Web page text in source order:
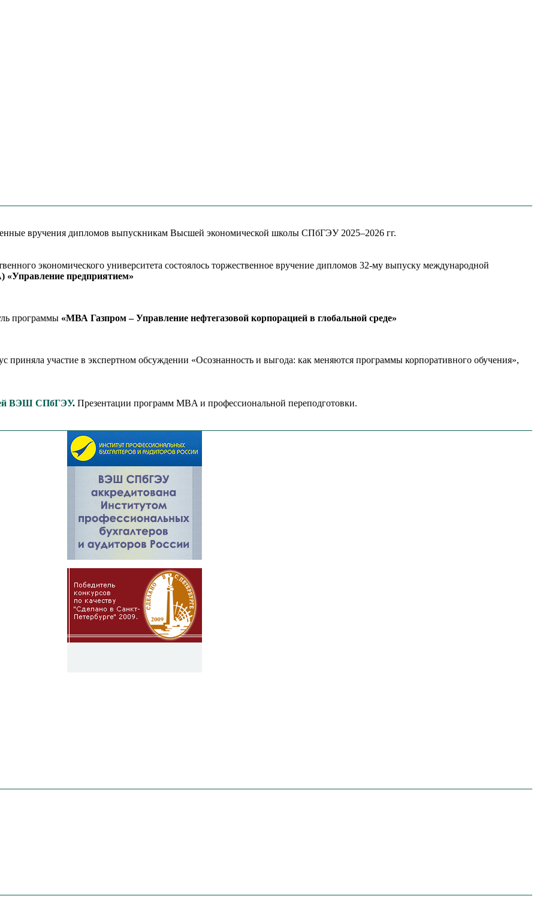
вручения дипломов выпускникам Высшей экономической школы СПбГЭУ 2025–2026 гг.
экономического университета состоялось торжественное вручение дипломов 32-му выпуску международной
«Управление предприятием»
программы «МВА Газпром – Управление нефтегазовой корпорацией в глобальной среде»
участие в экспертном обсуждении «Осознанность и выгода: как меняются программы корпоративного обучения»,
ВЭШ СПбГЭУ. Презентации программ MBA и профессиональной переподготовки.